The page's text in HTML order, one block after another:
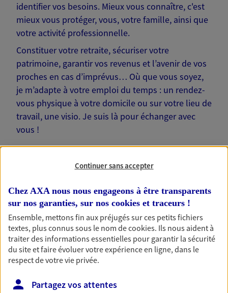
identifier vos besoins. Mieux vous connaître, c'est
mieux vous protéger, vous, votre famille, ainsi que
votre activité professionnelle.
Constituer votre retraite, sécuriser votre
patrimoine, garantir vos revenus et l’avenir de vos
proches en cas d’imprévus… Où que vous soyez,
je m’adapte à votre emploi du temps : un rendez-
vous physique à votre domicile ou sur votre lieu de
travail, une visio. Je suis là pour échanger avec
vous !
Nos offres phares
Épargne
Réalisez vos projets grâce à votre épargne : achat
immobilier, études des enfants ou voyage autour
simplement, selon votre profil.
Continuer sans accepter
Chez AXA nous nous engageons à être transparents
sur nos garanties, sur nos cookies et traceurs !
Ensemble, mettons fin aux préjugés sur ces petits fichiers
textes, plus connus sous le nom decookies. Ils nous aident à
traiter des informations essentielles pour garantir la sécurité
du site et faire évoluer votre expérience en ligne, dans le
respect de votre vie privée.
Partagez vos attentes